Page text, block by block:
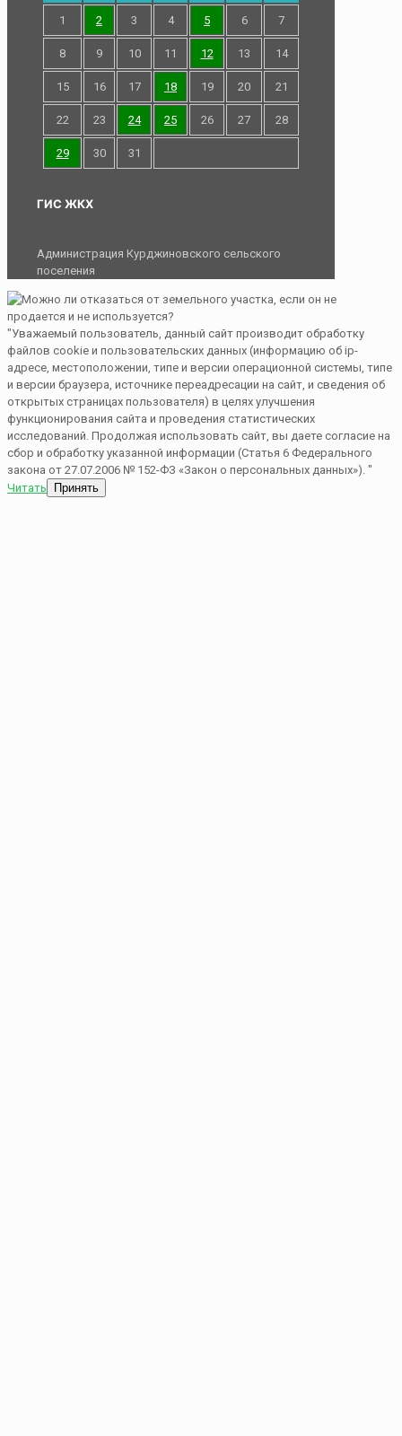
1 2 3 4 5 6 7
8 9 10 11 12 13 14
15 16 17 18 19 20 21
22 23 24 25 26 27 28
29 30 31
ГИС ЖКХ
Администрация Курджиновского сельского
поселения
"Уважаемый пользователь, данный сайт производит обработку
файлов cookie и пользовательских данных (информацию об ip-
адресе, местоположении, типе и версии операционной системы, типе
и версии браузера, источнике переадресации на сайт, и сведения об
открытых страницах пользователя) в целях улучшения
функционирования сайта и проведения статистических
исследований. Продолжая использовать сайт, вы даете согласие на
сбор и обработку указанной информации (Статья 6 Федерального
закона от 27.07.2006 № 152-ФЗ «Закон о персональных данных»). "
Читать
Принять